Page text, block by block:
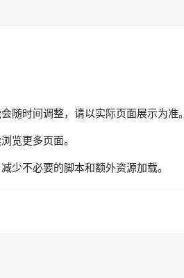
随时间调整，请以实际页面展示为准。
览更多页面。
少不必要的脚本和额外资源加载。